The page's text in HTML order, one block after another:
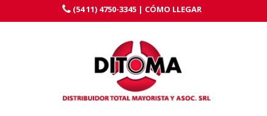
(54 11) 4750-3345 | CÓMO LLEGAR